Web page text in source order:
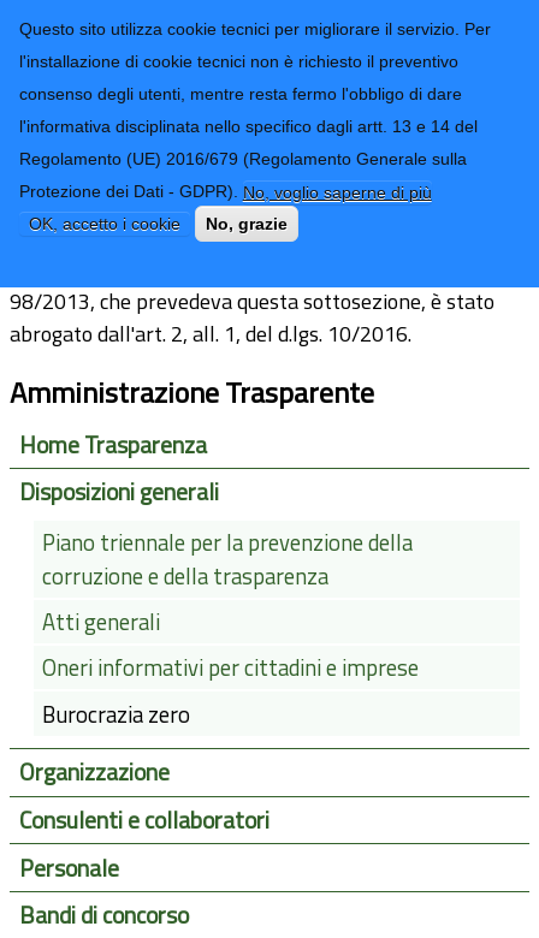
Questo sito utilizza cookie tecnici per migliorare il servizio. Per
l'installazione di cookie tecnici non è richiesto il preventivo
consenso degli utenti, mentre resta fermo l'obbligo di dare
l'informativa disciplinata nello specifico dagli artt. 13 e 14 del
Regolamento (UE) 2016/679 (Regolamento Generale sulla
Protezione dei Dati - GDPR). No, voglio saperne di più
OK, accetto i cookie
No, grazie
Provincia di
Imperia
CONTATTI-URP
TRASPARENZA
Form di ricerca
Burocrazia zero
98/2013, che prevedeva questa sottosezione, è stato
abrogato dall'art. 2, all. 1, del d.lgs. 10/2016.
Amministrazione Trasparente
Home Trasparenza
Disposizioni generali
Piano triennale per la prevenzione della
corruzione e della trasparenza
Atti generali
Oneri informativi per cittadini e imprese
Burocrazia zero
Organizzazione
Consulenti e collaboratori
Personale
Bandi di concorso